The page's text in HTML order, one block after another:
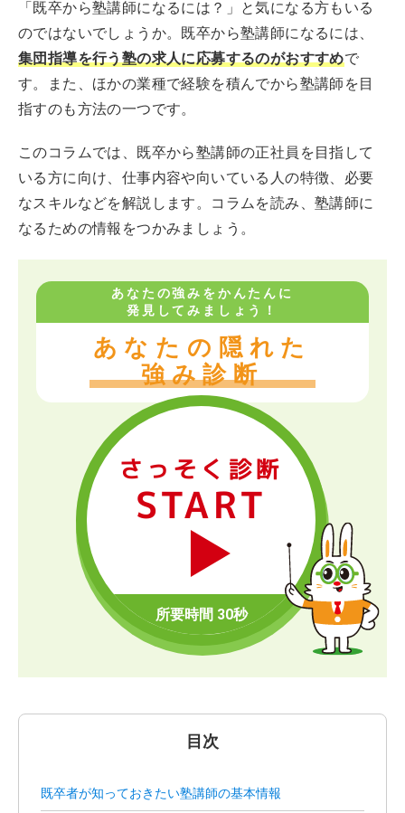
「既卒から塾講師になるには？」と気になる方もいる
のではないでしょうか。既卒から塾講師になるには、
集団指導を行う塾の求人に応募するのがおすすめで
す。また、ほかの業種で経験を積んでから塾講師を目
指すのも方法の一つです。
このコラムでは、既卒から塾講師の正社員を目指して
いる方に向け、仕事内容や向いている人の特徴、必要
なスキルなどを解説します。コラムを読み、塾講師に
なるための情報をつかみましょう。
あなたの強みをかんたんに
発見してみましょう！
あなたの隠れた
強み診断
さっそく診断
START
目次
既卒者が知っておきたい塾講師の基本情報